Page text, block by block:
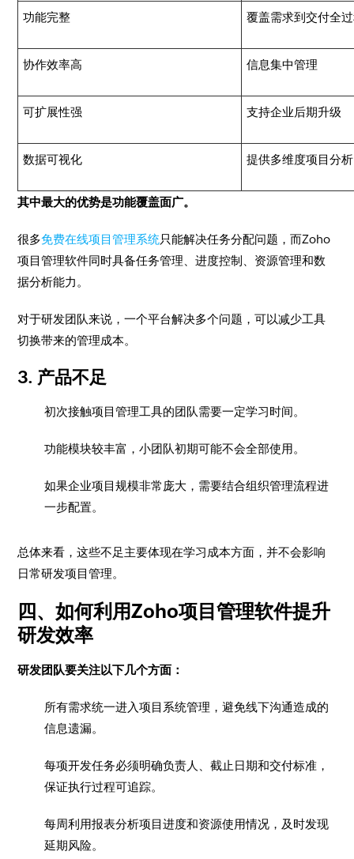
功能完整 覆盖需求到交付全
协作效率高 信息集中管理
可扩展性强 支持企业后期升级
数据可视化 提供多维度项目分析
其中最大的优势是功能覆盖面广。
很多免费在线项目管理系统只能解决任务分配问题，而Zoho
项目管理软件同时具备任务管理、进度控制、资源管理和数
据分析能力。
对于研发团队来说，一个平台解决多个问题，可以减少工具
切换带来的管理成本。
3. 产品不足
初次接触项目管理工具的团队需要一定学习时间。
功能模块较丰富，小团队初期可能不会全部使用。
如果企业项目规模非常庞大，需要结合组织管理流程进
一步配置。
总体来看，这些不足主要体现在学习成本方面，并不会影响
日常研发项目管理。
四、如何利用Zoho项目管理软件提升
研发效率
研发团队要关注以下几个方面：
所有需求统一进入项目系统管理，避免线下沟通造成的
信息遗漏。
每项开发任务必须明确负责人、截止日期和交付标准，
保证执行过程可追踪。
每周利用报表分析项目进度和资源使用情况，及时发现
延期风险。